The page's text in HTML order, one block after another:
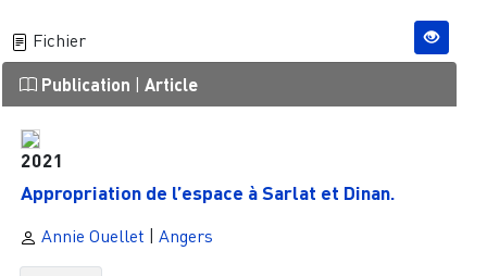
Fichier
Publication Article
2021
Appropriation de l’espace à Sarlat et Dinan.
Annie Ouellet | Angers